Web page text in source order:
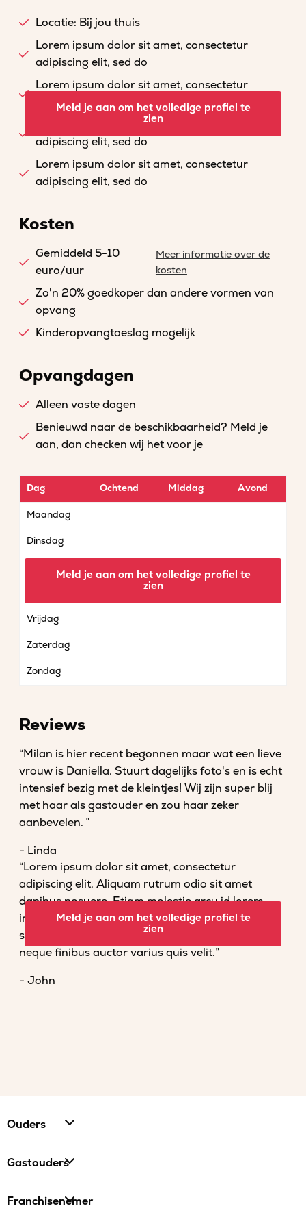
Locatie: Bij jou thuis
Lorem ipsum dolor sit amet, consectetur
adipiscing elit, sed do
Lorem ipsum dolor sit amet, consectetur
adipiscing elit, sed do
Lorem ipsum dolor sit amet, consectetur
adipiscing elit, sed do
Lorem ipsum dolor sit amet, consectetur
adipiscing elit, sed do
Meld je aan om het volledige profiel te
zien
Kosten
Gemiddeld 5-10
euro/uur
Meer informatie over de
kosten
Zo'n 20% goedkoper dan andere vormen van
opvang
Kinderopvangtoeslag mogelijk
Opvangdagen
Alleen vaste dagen
Benieuwd naar de beschikbaarheid? Meld je
aan, dan checken wij het voor je
Dag Ochtend Middag Avond
Maandag
Dinsdag
Vrijdag
Zaterdag
Zondag
Meld je aan om het volledige profiel te
zien
Reviews
“Milan is hier recent begonnen maar wat een lieve
vrouw is Daniella. Stuurt dagelijks foto's en is echt
intensief bezig met de kleintjes! Wij zijn super blij
met haar als gastouder en zou haar zeker
aanbevelen. ”
- Linda
“Lorem ipsum dolor sit amet, consectetur
adipiscing elit. Aliquam rutrum odio sit amet
dapibus posuere. Etiam molestie arcu id lorem
imperdiet convallis. Fusce venenatis nisl nec dolor
scelerisque tempor. Vestibulum et magna vel
neque finibus auctor varius quis velit.”
- John
Meld je aan om het volledige profiel te
zien
Ouders
Gastouders
Franchisenemer